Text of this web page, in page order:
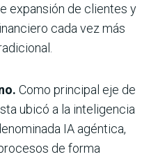
expansión de clientes y
cada vez más
Como principal eje de
ubicó a la inteligencia
IA agéntica,
de forma